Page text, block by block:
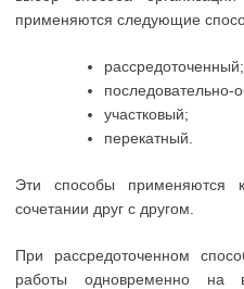
применяются следующие
рассредоточенный;
последовательно-
участковый;
перекатный.
Эти способы применяются
сочетании друг с другом.
При рассредоточенном
работы одновременно на